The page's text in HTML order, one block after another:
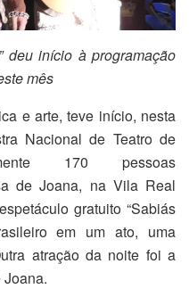
deu início à programação
mês
e arte, teve início, nesta
Nacional de Teatro de
170 pessoas
de Joana, na Vila Real
gratuito “Sabiás
em um ato, uma
atração da noite foi a